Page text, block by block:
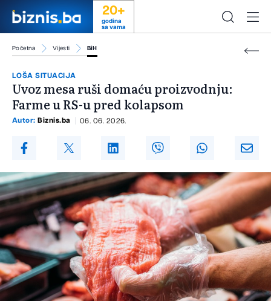
20+
godina
sa vama
Početna Vijesti BiH
LOŠA SITUACIJA
Uvoz mesa ruši domaću proizvodnju:
Farme u RS-u pred kolapsom
Autor: Biznis.ba 06. 06. 2026.